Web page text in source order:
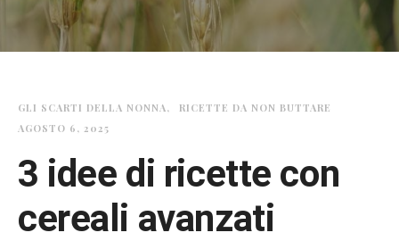
GLI SCARTI DELLA NONNA
RICETTE DA NON BUTTARE
AGOSTO 6, 2025
3 idee di ricette con
cereali avanzati